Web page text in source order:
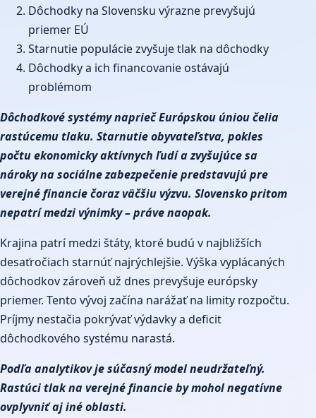
Dôchodky na Slovensku výrazne prevyšujú
priemer EÚ
Starnutie populácie zvyšuje tlak na dôchodky
Dôchodky a ich financovanie ostávajú
problémom
Dôchodkové systémy naprieč Európskou úniou čelia
rastúcemu tlaku. Starnutie obyvateľstva, pokles
počtu ekonomicky aktívnych ľudí a zvyšujúce sa
nároky na sociálne zabezpečenie predstavujú pre
verejné financie čoraz väčšiu výzvu. Slovensko pritom
nepatrí medzi výnimky – práve naopak.
Krajina patrí medzi štáty, ktoré budú v najbližších
desaťročiach starnúť najrýchlejšie. Výška vyplácaných
dôchodkov zároveň už dnes prevyšuje európsky
priemer. Tento vývoj začína narážať na limity rozpočtu.
Príjmy nestačia pokrývať výdavky a deficit
dôchodkového systému narastá.
Podľa analytikov je súčasný model neudržateľný.
Rastúci tlak na verejné financie by mohol negatívne
ovplyvniť aj iné oblasti.